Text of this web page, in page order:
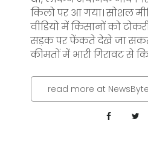
किलो पर आ गया। सोशल
वीडियो में किसानों को
सड़क पर फेंकते देखे जा
कीमतों में भारी गिरावट से
read more at